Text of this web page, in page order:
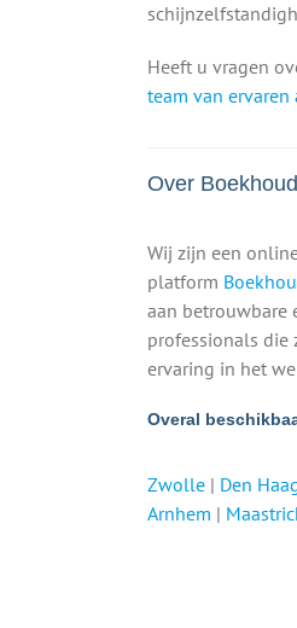
Heeft u vragen
team van ervaren
Over
Wij zijn een
platform
aan betrouwbare
professionals die
ervaring in het
Overal
Zwolle | Den
Arnhem |